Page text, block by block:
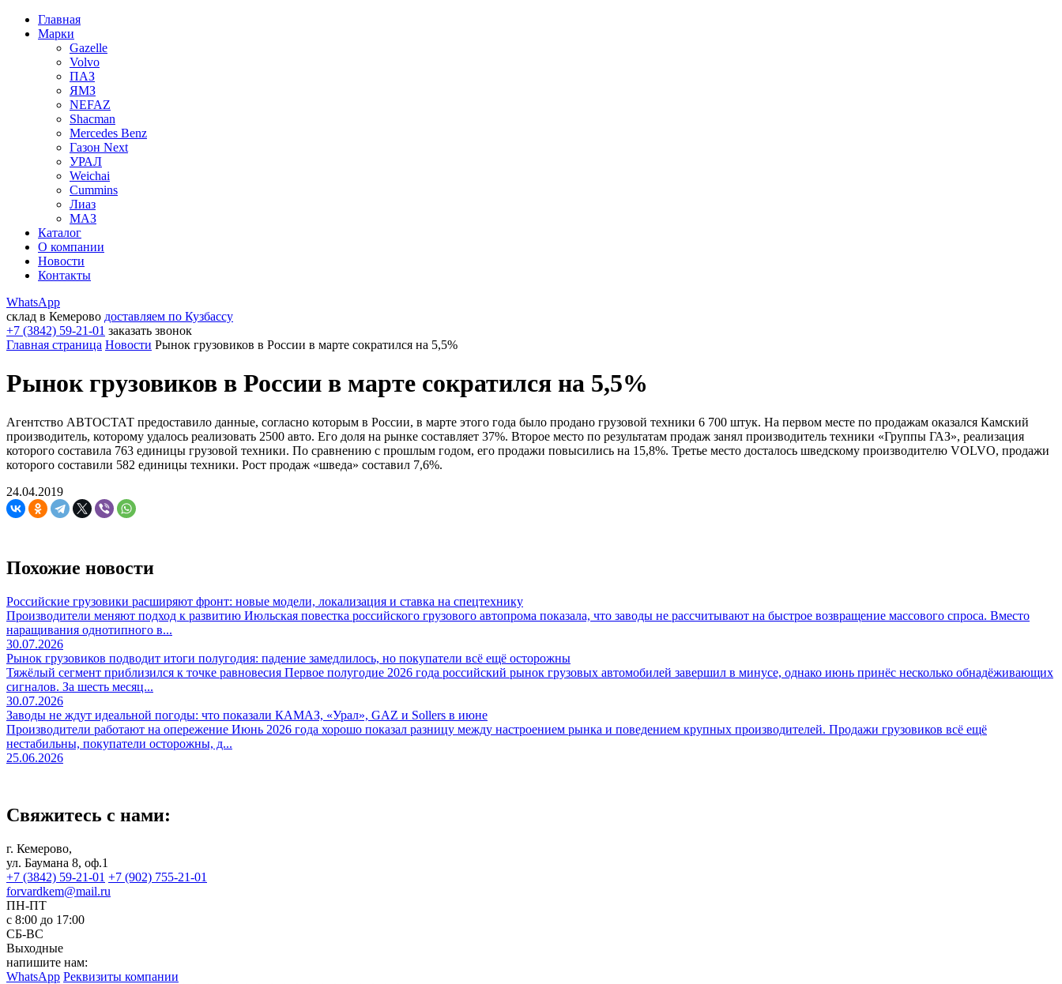
Главная
Марки
Gazelle
Volvo
ПАЗ
ЯМЗ
NEFAZ
Shacman
Mercedes Benz
Газон Next
УРАЛ
Weichai
Cummins
Лиаз
МАЗ
Каталог
О компании
Новости
Контакты
WhatsApp
склад в Кемерово доставляем по Кузбассу
+7 (3842) 59-21-01 заказать звонок
Главная страница Новости Рынок грузовиков в России в марте сократился на 5,5%
Рынок грузовиков в России в марте сократился на 5,5%
Агентство АВТОСТАТ предоставило данные, согласно которым в России, в марте этого года было продано грузовой техники 6 700 штук. На первом месте по продажам оказался Камский
производитель, которому удалось реализовать 2500 авто. Его доля на рынке составляет 37%. Второе место по результатам продаж занял производитель техники «Группы ГАЗ», реализация
которого составила 763 единицы грузовой техники. По сравнению с прошлым годом, его продажи повысились на 15,8%. Третье место досталось шведскому производителю VOLVO, продажи
которого составили 582 единицы техники. Рост продаж «шведа» составил 7,6%.
24.04.2019
Похожие новости
Российские грузовики расширяют фронт: новые модели, локализация и ставка на спецтехнику
Производители меняют подход к развитию Июльская повестка российского грузового автопрома показала, что заводы не рассчитывают на быстрое возвращение массового спроса. Вместо
наращивания однотипного в...
30.07.2026
Рынок грузовиков подводит итоги полугодия: падение замедлилось, но покупатели всё ещё осторожны
Тяжёлый сегмент приблизился к точке равновесия Первое полугодие 2026 года российский рынок грузовых автомобилей завершил в минусе, однако июнь принёс несколько обнадёживающих
сигналов. За шесть месяц...
30.07.2026
Заводы не ждут идеальной погоды: что показали КАМАЗ, «Урал», GAZ и Sollers в июне
Производители работают на опережение Июнь 2026 года хорошо показал разницу между настроением рынка и поведением крупных производителей. Продажи грузовиков всё ещё
нестабильны, покупатели осторожны, д...
25.06.2026
Свяжитесь с нами:
г. Кемерово,
ул. Баумана 8, оф.1
+7 (3842) 59-21-01 +7 (902) 755-21-01
forvardkem@mail.ru
ПН-ПТ
с 8:00 до 17:00
СБ-ВС
Выходные
напишите нам:
WhatsApp Реквизиты компании